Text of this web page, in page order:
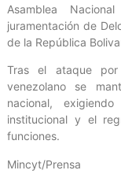
Asamblea
juramentación de
de la República
Tras el ataque
venezolano se
nacional,
institucional y el
funciones.
Mincyt/Prensa